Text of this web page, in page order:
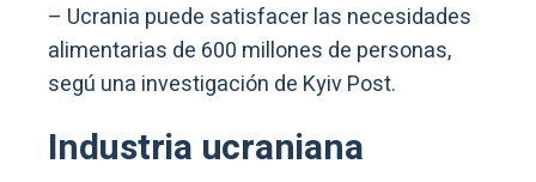
– Ucrania puede satisfacer las necesidades
alimentarias de 600 millones de personas,
segú una investigación de Kyiv Post.
Industria ucraniana